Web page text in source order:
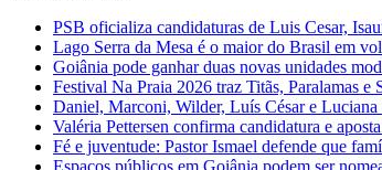
PSB oficializa candidaturas de Luis Cesar,
Lago Serra da Mesa é o maior do Brasil em
Goiânia pode ganhar duas novas unidades
Festival Na Praia 2026 traz Titãs, Paralamas e
Daniel, Marconi, Wilder, Luís César e Luciana
Valéria Pettersen confirma candidatura e
Fé e juventude: Pastor Ismael defende que
Espaços públicos em Goiânia podem ser